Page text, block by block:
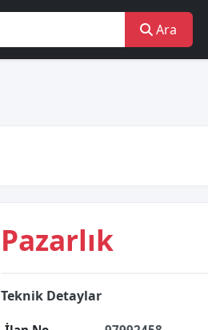
Ara
Pazarlık
Teknik Detaylar